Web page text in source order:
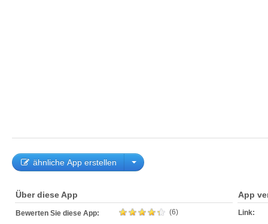
ähnliche App erstellen
Über diese App
Bewerten Sie diese App: (6)
App
Link: